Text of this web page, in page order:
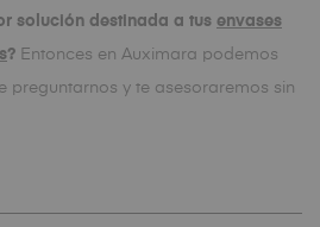
solución destinada a tus envases
? Entonces en Auximara podemos
preguntarnos y te asesoraremos sin